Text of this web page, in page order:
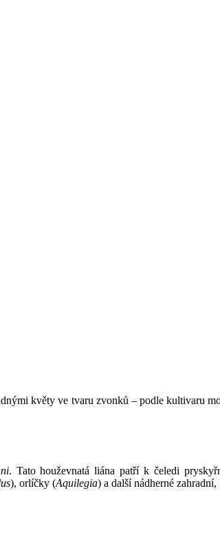
květy ve tvaru zvonků – podle kultivaru
. Tato houževnatá liána patří k čeledi
), orlíčky (Aquilegia) a další nádherné